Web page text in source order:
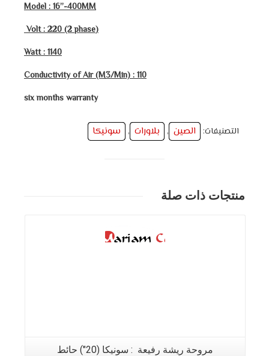
Model : 16”-400MM
(Volt : 220 (2 phase
Watt : 1140
Conductivity of Air (M3/Min) : 110
six months warranty
التصنيفات: الصين , بلاورات , سونيكا
منتجات ذات صلة
مروحة ريشة رفيعة : سونيكا (20″) حائط